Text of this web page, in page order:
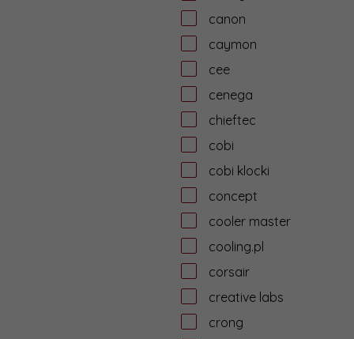
canon
caymon
cee
cenega
chieftec
cobi
cobi klocki
concept
cooler master
cooling.pl
corsair
creative labs
crong